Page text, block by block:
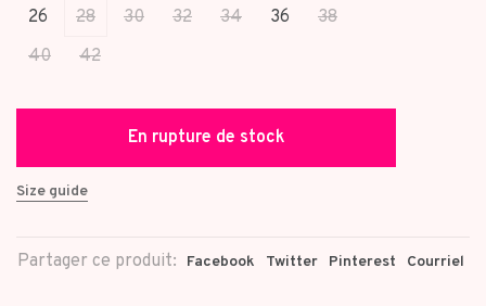
26 28 30 32 34 36
38
40
42
En rupture de stock
Size guide
Partager ce produit: Facebook Twitter Pinterest Courriel